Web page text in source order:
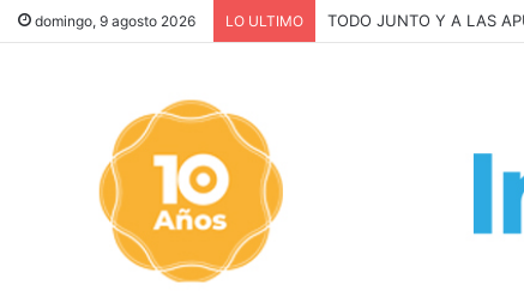
domingo, 9 agosto 2026 LO ULTIMO La INFLACIÓN de CABA